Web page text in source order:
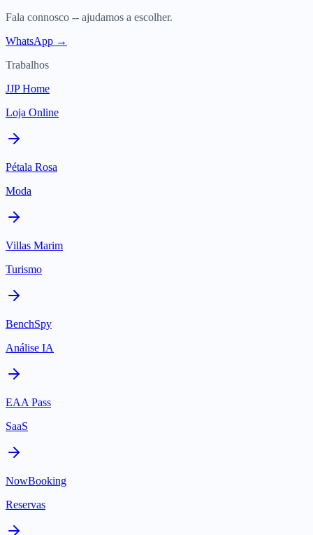
Fala connosco -- ajudamos a escolher.
WhatsApp →
Trabalhos
JJP Home
Loja Online
Pétala Rosa
Moda
Villas Marim
Turismo
BenchSpy
Análise IA
EAA Pass
SaaS
NowBooking
Reservas